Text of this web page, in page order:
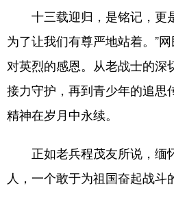
十三载迎归，是铭记，更
为了让我们有尊严地站着。”
对英烈的感恩。从老战士的深
接力守护，再到青少年的追思
精神在岁月中永续。
正如老兵程茂友所说，缅
人，一个敢于为祖国奋起战斗